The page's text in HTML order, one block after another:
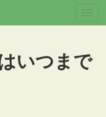
いつまで